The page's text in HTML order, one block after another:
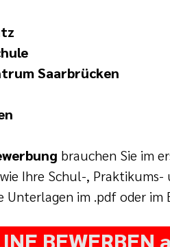
Saarbrücken
brauchen Sie im
Ihre Schul-,
Unterlagen im .pdf oder im